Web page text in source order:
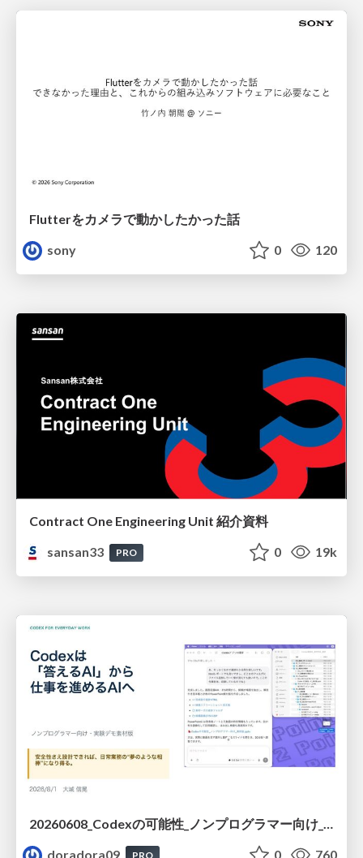
Flutterをカメラで動かしたかった話
sony
0 120
Contract One Engineering Unit 紹介資料
sansan33
PRO 0 19k
doradora09
PRO 0 760